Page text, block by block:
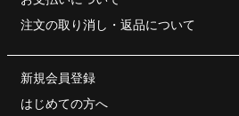
注文の取り消し・ 返品について
新規会員登録
はじめての方へ